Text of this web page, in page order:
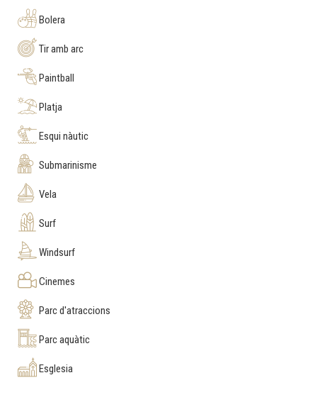
Bolera
Tir amb arc
Paintball
Platja
Esqui nàutic
Submarinisme
Vela
Surf
Windsurf
Cinemes
Parc d'atraccions
Parc aquàtic
Esglesia